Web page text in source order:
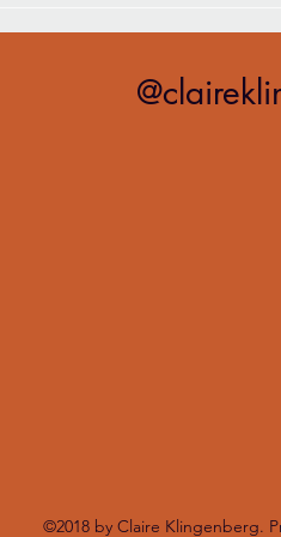
©2018 by Claire Klingenberg.